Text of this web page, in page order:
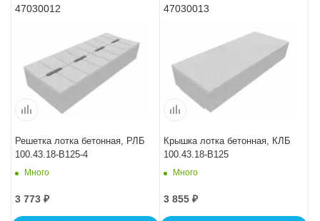
47030012
Решетка лотка бетонная, РЛБ
100.43.18-B125-4
Много
3 773 ₽
47030013
Крышка лотка бетонная, КЛБ
100.43.18-B125
Много
3 855 ₽